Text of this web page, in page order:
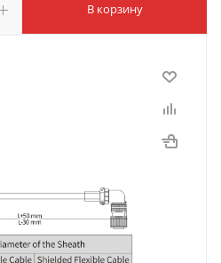
В корзину